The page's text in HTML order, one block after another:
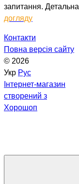
запитання.
догляду
Контакти
Повна версія сайту
© 2026
Укр Рус
Інтернет-магазин
створений з
Хорошоп